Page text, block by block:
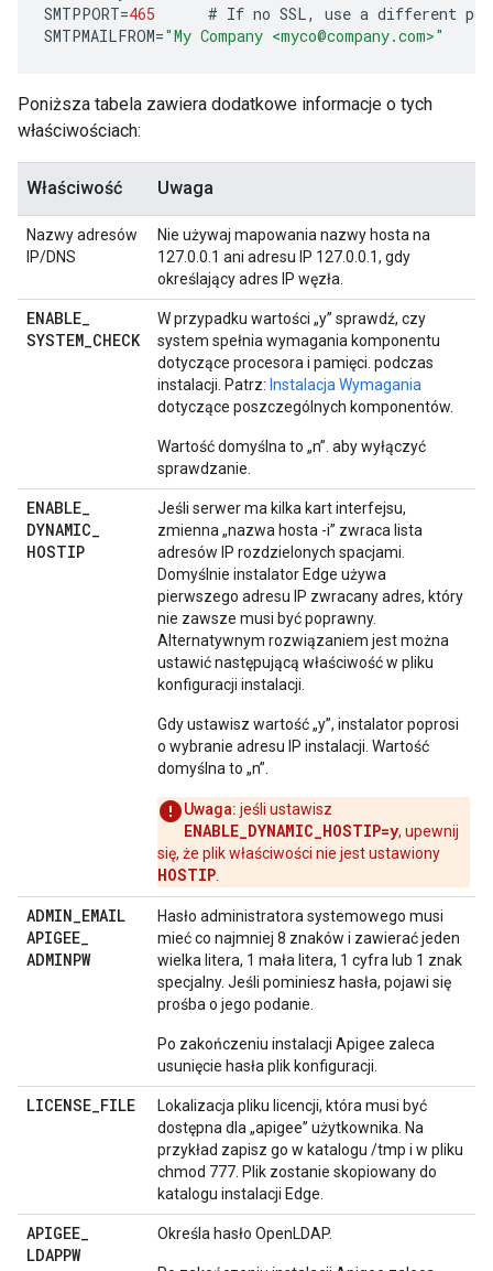
SMTPPORT=465 # If no SSL, use a different
SMTPMAILFROM="My Company <myco@company.com>"
Poniższa tabela zawiera dodatkowe informacje o tych
właściwościach:
Właściwość Uwaga
Nazwy adresów
IP/DNS
Nie używaj mapowania nazwy hosta na
127.0.0.1 ani adresu IP 127.0.0.1, gdy
określający adres IP węzła.
ENABLE_
SYSTEM_CHECK
W przypadku wartości „y” sprawdź, czy
system spełnia wymagania komponentu
dotyczące procesora i pamięci. podczas
instalacji. Patrz: Instalacja Wymagania
dotyczące poszczególnych komponentów.
Wartość domyślna to „n”. aby wyłączyć
sprawdzanie.
ENABLE_
DYNAMIC_
HOSTIP
Jeśli serwer ma kilka kart interfejsu,
zmienna „nazwa hosta -i” zwraca lista
adresów IP rozdzielonych spacjami.
Domyślnie instalator Edge używa
pierwszego adresu IP zwracany adres, który
nie zawsze musi być poprawny.
Alternatywnym rozwiązaniem jest można
ustawić następującą właściwość w pliku
konfiguracji instalacji.
Gdy ustawisz wartość „y”, instalator poprosi
o wybranie adresu IP instalacji. Wartość
domyślna to „n”.
Uwaga: jeśli ustawisz
ENABLE_DYNAMIC_HOSTIP=y, upewnij
się, że plik właściwości nie jest ustawiony
HOSTIP
ADMIN_EMAIL
APIGEE_
ADMINPW
Hasło administratora systemowego musi
mieć co najmniej 8 znaków i zawierać jeden
wielka litera, 1 mała litera, 1 cyfra lub 1 znak
specjalny. Jeśli pominiesz hasła, pojawi się
prośba o jego podanie.
Po zakończeniu instalacji Apigee zaleca
usunięcie hasła plik konfiguracji.
LICENSE_FILE
Lokalizacja pliku licencji, która musi być
dostępna dla „apigee” użytkownika. Na
przykład zapisz go w katalogu /tmp i w pliku
chmod 777. Plik zostanie skopiowany do
katalogu instalacji Edge.
APIGEE_
LDAPPW
Określa hasło OpenLDAP.